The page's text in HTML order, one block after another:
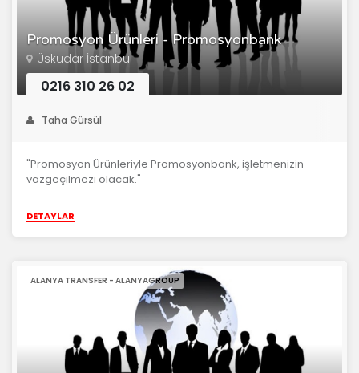
Promosyon Ürünleri - Promosyonbank
Üsküdar İstanbul
0216 310 26 02
Taha Gürsül
"Promosyon Ürünleriyle Promosyonbank, işletmenizin
vazgeçilmezi olacak."
DETAYLAR
ALANYA TRANSFER - ALANYAGROUP